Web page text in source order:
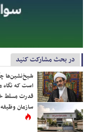
در بحث مشارکت کنید
شیخ‌نشین‌ها
است که نگاه
قدرت مسلط
سازمان